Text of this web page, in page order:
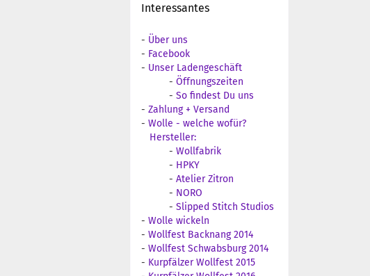
Interessantes
- Über uns
- Facebook
- Unser Ladengeschäft
- Öffnungszeiten
- So findest Du uns
- Zahlung + Versand
- Wolle - welche wofür?
Hersteller:
- Wollfabrik
- HPKY
- Atelier Zitron
- NORO
- Slipped Stitch Studios
- Wolle wickeln
- Wollfest Backnang 2014
- Wollfest Schwabsburg 2014
- Kurpfälzer Wollfest 2015